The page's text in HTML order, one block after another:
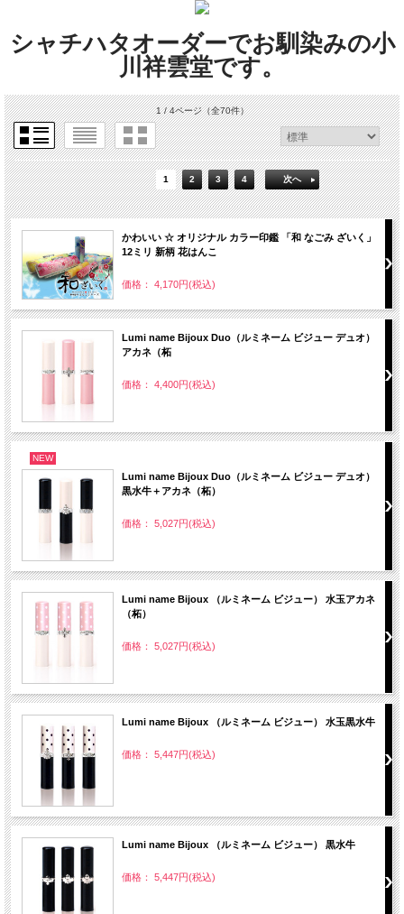
シャチハタオーダーでお馴染みの小
川祥雲堂です。
1 / 4ページ（全70件）
1 2 3 4 次へ
かわいい ☆ オリジナル カラー印鑑 「和 なごみ ざいく」
12ミリ 新柄 花はんこ
価格： 4,170円(税込)
Lumi name Bijoux Duo（ルミネーム ビジュー デュオ）
アカネ（柘
価格： 4,400円(税込)
NEW
Lumi name Bijoux Duo（ルミネーム ビジュー デュオ）
黒水牛＋アカネ（柘）
価格： 5,027円(税込)
Lumi name Bijoux （ルミネーム ビジュー） 水玉アカネ
（柘）
価格： 5,027円(税込)
Lumi name Bijoux （ルミネーム ビジュー） 水玉黒水牛
価格： 5,447円(税込)
Lumi name Bijoux （ルミネーム ビジュー） 黒水牛
価格： 5,447円(税込)